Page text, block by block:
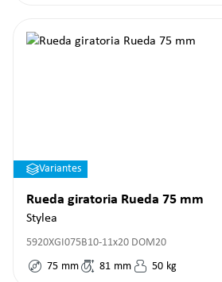
Variantes
Rueda giratoria Rueda 75 mm
Stylea
5920XGI075B10-11x20 DOM20
75 mm 81 mm 50 kg